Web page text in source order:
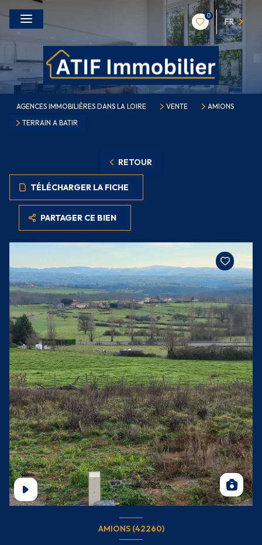
0
FR
AGENCES IMMOBILIÈRES DANS LA LOIRE VENTE
AMIONS
TERRAIN A BATIR
RETOUR
TÉLÉCHARGER LA FICHE
PARTAGER CE BIEN
AMIONS (42260)